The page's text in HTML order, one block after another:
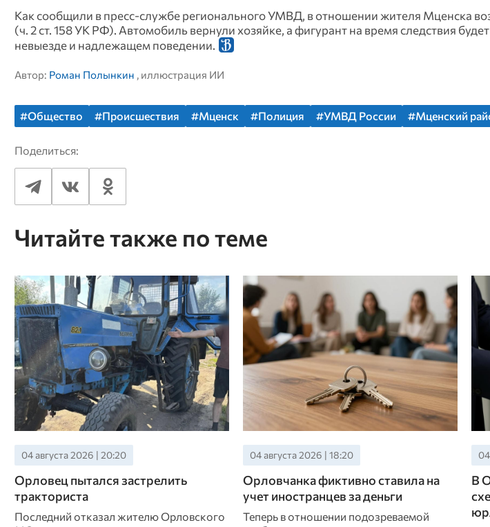
Как сообщили в пресс-службе регионального УМВД, в отношении жителя Мценска
(ч. 2 ст. 158 УК РФ). Автомобиль вернули хозяйке, а фигурант на время следствия
невыезде и надлежащем поведении.
Автор: Роман Полынкин , иллюстрация ИИ
#Общество #Происшествия #Мценск #Полиция #УМВД России #Мценский
Поделиться:
Читайте также по теме
04 августа 2026 | 20:20
Орловец пытался застрелить
тракториста
Последний отказал жителю Орловского
04 августа 2026 | 18:20
Орловчанка фиктивно ставила на
учет иностранцев за деньги
Теперь в отношении подозреваемой
В